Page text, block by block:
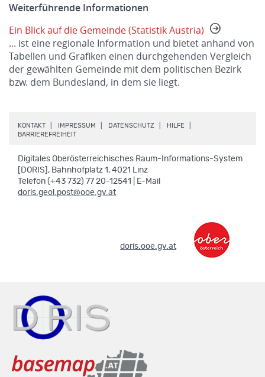
Weiterführende Informationen
Ein Blick auf die Gemeinde (Statistik Austria)
... ist eine regionale Information und bietet anhand von
Tabellen und Grafiken einen durchgehenden Vergleich
der gewählten Gemeinde mit dem politischen Bezirk
bzw. dem Bundesland, in dem sie liegt.
KONTAKT IMPRESSUM DATENSCHUTZ HILFE
BARRIEREFREIHEIT.
Digitales Oberösterreichisches Raum-Informations-System
[DORIS], Bahnhofplatz 1, 4021 Linz
Telefon (+43 732) 77 20-12541 | E-Mail
doris.geol.post@ooe.gv.at
doris.ooe.gv.at.